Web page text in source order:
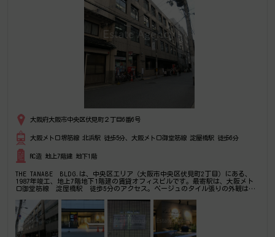
大阪府大阪市中央区伏見町２丁目6番6号
大阪メトロ堺筋線 北浜駅 徒歩5分、大阪メトロ御堂筋線 淀屋橋駅 徒歩6分
RC造 地上7階建 地下1階
THE TANABE BLDG.は、中央区エリア（大阪市中央区伏見町2丁目）にある、
1987年竣工、地上7階地下1階建の賃貸オフィスビルです。最寄駅は、大阪メト
ロ御堂筋線 淀屋橋駅 徒歩5分のアクセス。ベージュのタイル張りの外観はし
厚感のある外観・設備面もグレードアップ済。御堂筋から中に入るので落ち着い
たオフィス環境ですが、1階に郵便局が入っているため視認性は非常に高い事務
所物件です。地下にはレストランが入居中。機械式駐車場が併設されています。
是非一度ご内覧下さいませ！その他、事務所、オフィス移転の事なら何でもご相
談下さい。